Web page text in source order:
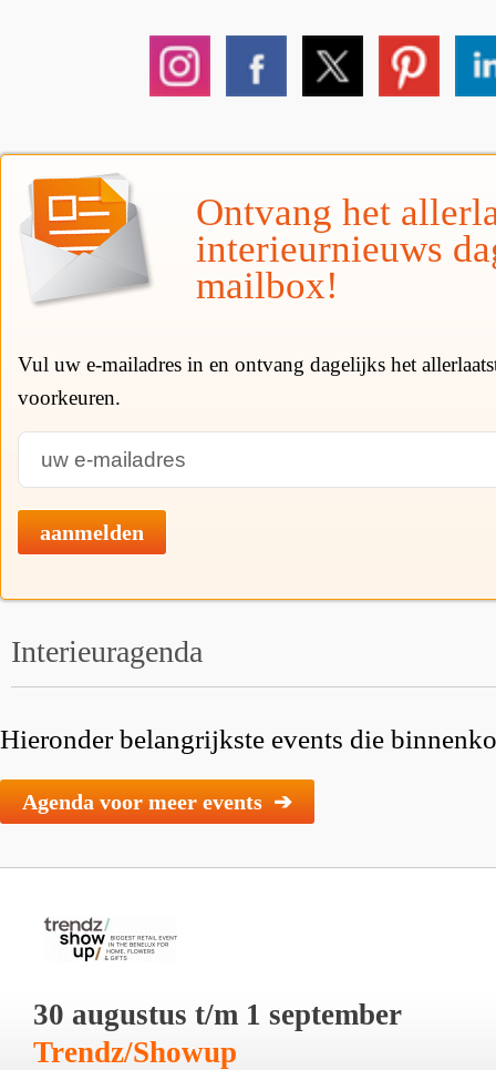
Ontvang het
interieurnieuws
mailbox!
Vul uw e-mailadres in en ontvang dagelijks het
voorkeuren.
aanmelden
Interieuragenda
Hieronder belangrijkste events die
Agenda voor meer events ➔
30 augustus t/m 1 september
Trendz/Showup